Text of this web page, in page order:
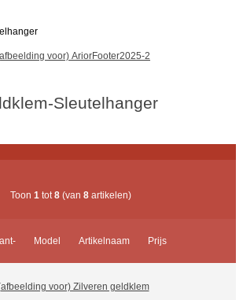
Sleutelhanger
Toon 1 tot 8 (van 8 artikelen)
Model Artikelnaam Prijs